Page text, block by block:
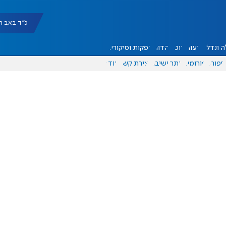
כ"ד באב תשפ"ו
ונדל"ן דעות אוכל יהדות הפקות וסיקורים
ספורט פורומים אתר ישיבה יצירת קשר עוד